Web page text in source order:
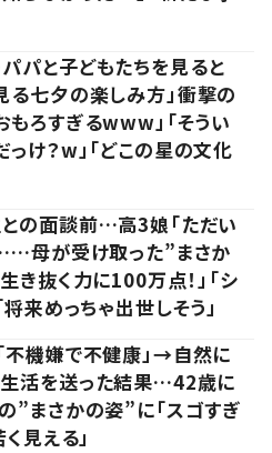
パと子どもたちを見ると
る七夕の楽しみ方」衝撃の
ろすぎるwww」「そうい
っけ？w」「どこの星の文化
の面談前…高3娘「ただい
母が受け取った”まさか
き抜く力に100万点！」「シ
将来めっちゃ出世しそう」
不機嫌で不健康」→自然に
活を送った結果…42歳に
”まさかの姿”に「スゴすぎ
見える」